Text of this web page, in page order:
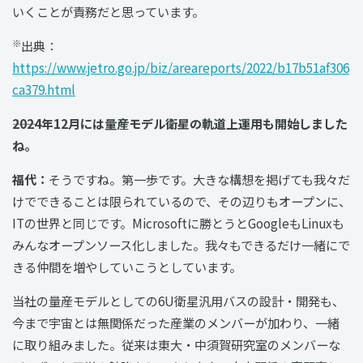
いくことが責務だと思っています。
※出典：
https://www.jetro.go.jp/biz/areareports/2022/b17b51af306
ca379.html
――2024年12月には量産モデル衛星の軌道上運用も開始しました
ね。
福代： そうですね。第一歩です。大きな構想を掲げても我々だ
けでできることは限られているので、その辺りもオープンに、
ITの世界と同じです。Microsoftに勝とうとGoogleもLinuxも
みんなオープンソース化しました。我々もできるだけ一緒にで
きる仲間を増やしていこうとしています。
当社の量産モデルとしての6U衛星汎用バスの設計・開発も、
今まで宇宙とは無関係だった産業のメンバーが加わり、一緒
に取り組みました。従来は東大・中須賀研究室のメンバーな